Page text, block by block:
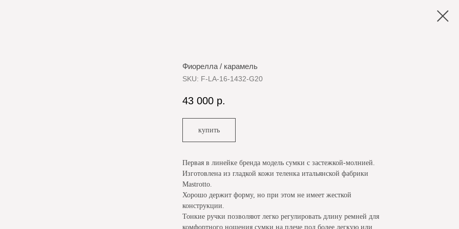
Фиорелла / карамель
SKU: F-LA-16-1432-G20
43 000 р.
купить
Первая в линейке бренда модель сумки с застежкой-молнией.
Изготовлена из гладкой кожи теленка итальянской фабрики
Mastrotto.
Хорошо держит форму, но при этом не имеет жесткой
конструкции.
Тонкие ручки позволяют легко регулировать длину ремней для
комфортного ношения сумки на плече под более легкую или